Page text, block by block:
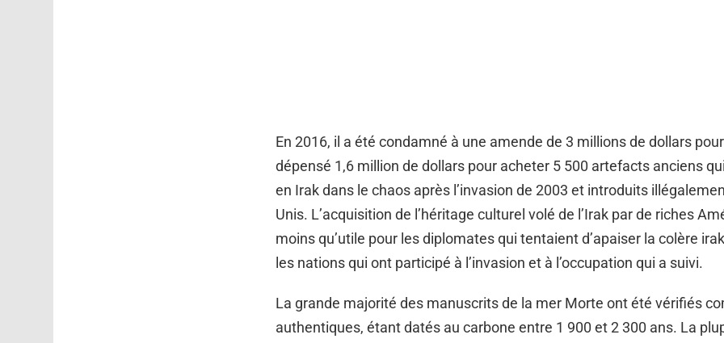
En 2016, il a été condamné à une amende de 3 millions de dollars
dépensé 1,6 million de dollars pour acheter 5 500 artefacts anciens
en Irak dans le chaos après l’invasion de 2003 et introduits
Unis. L’acquisition de l’héritage culturel volé de l’Irak par de riches
moins qu’utile pour les diplomates qui tentaient d’apaiser la colère
les nations qui ont participé à l’invasion et à l’occupation qui a suivi.
La grande majorité des manuscrits de la mer Morte ont été vérifiés
authentiques, étant datés au carbone entre 1 900 et 2 300 ans. La